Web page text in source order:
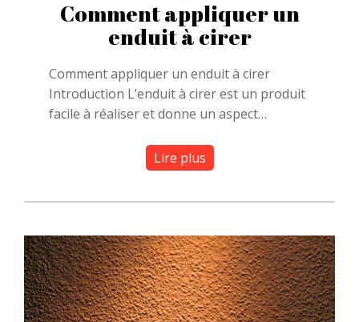
Comment appliquer un
enduit à cirer
Comment appliquer un enduit à cirer
Introduction L’enduit à cirer est un produit
facile à réaliser et donne un aspect…
Lire plus